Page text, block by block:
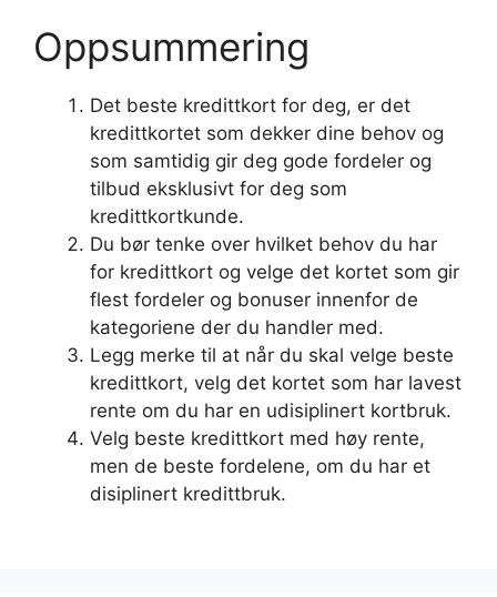
Oppsummering
Det beste kredittkort for deg, er det
kredittkortet som dekker dine behov og
som samtidig gir deg gode fordeler og
tilbud eksklusivt for deg som
kredittkortkunde.
Du bør tenke over hvilket behov du har
for kredittkort og velge det kortet som gir
flest fordeler og bonuser innenfor de
kategoriene der du handler med.
Legg merke til at når du skal velge beste
kredittkort, velg det kortet som har lavest
rente om du har en udisiplinert kortbruk.
Velg beste kredittkort med høy rente,
men de beste fordelene, om du har et
disiplinert kredittbruk.